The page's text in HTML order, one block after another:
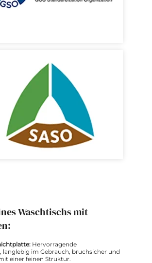
Waschtischs mit
Hervorragende
langlebig im Gebrauch, bruchsicher und
einer feinen Struktur.